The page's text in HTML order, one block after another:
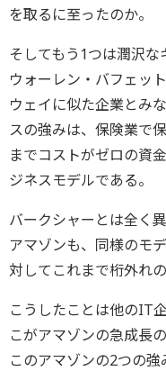
を取るに至ったのか。
そしてもう1つは潤沢
ウォーレン・バフェッ
ウェイに似た企業とみ
スの強みは、保険業で
までコストがゼロの資
ジネスモデルである。
バークシャーとは全く
アマゾンも、同様のモ
対してこれまで桁外れ
こうしたことは他のIT
こがアマゾンの急成長
このアマゾンの2つの